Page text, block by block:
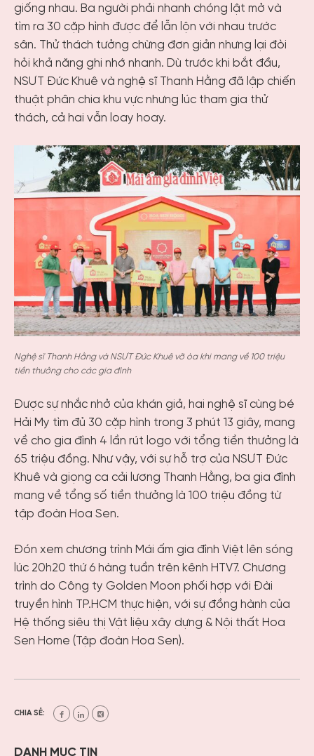
giống nhau. Ba người phải nhanh chóng lật mở và
tìm ra 30 cặp hình được để lẫn lộn với nhau trước
sân. Thử thách tưởng chừng đơn giản nhưng lại đòi
hỏi khả năng ghi nhớ nhanh. Dù trước khi bắt đầu,
NSƯT Đức Khuê và nghệ sĩ Thanh Hằng đã lập chiến
thuật phân chia khu vực nhưng lúc tham gia thử
thách, cả hai vẫn loay hoay.
Nghệ sĩ Thanh Hằng và NSƯT Đức Khuê vỡ òa khi mang về 100 triệu
tiền thưởng cho các gia đình
Được sự nhắc nhở của khán giả, hai nghệ sĩ cùng bé
Hải My tìm đủ 30 cặp hình trong 3 phút 13 giây, mang
về cho gia đình 4 lần rút logo với tổng tiền thưởng là
65 triệu đồng. Như vậy, với sự hỗ trợ của NSƯT Đức
Khuê và giọng ca cải lương Thanh Hằng, ba gia đình
mang về tổng số tiền thưởng là 100 triệu đồng từ
tập đoàn Hoa Sen.
Đón xem chương trình Mái ấm gia đình Việt lên sóng
lúc 20h20 thứ 6 hàng tuần trên kênh HTV7. Chương
trình do Công ty Golden Moon phối hợp với Đài
truyền hình TP.HCM thực hiện, với sự đồng hành của
Hệ thống siêu thị Vật liệu xây dựng & Nội thất Hoa
Sen Home (Tập đoàn Hoa Sen).
CHIA SẺ:
DANH MỤC TIN